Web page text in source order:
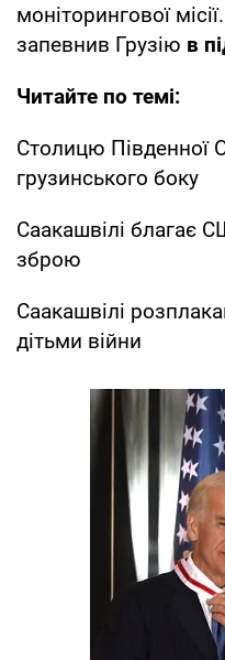
моніторингової
запевнив Грузію в
Читайте по темі:
Столицю Південної
грузинського боку
Саакашвілі благає
зброю
Саакашвілі
дітьми війни